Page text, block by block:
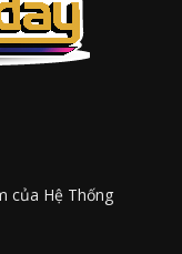
của Hệ Thống